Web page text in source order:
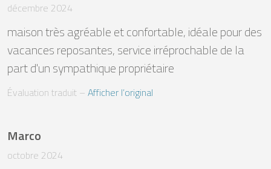
décembre 2024
maison très agréable et confortable, idéale pour des
vacances reposantes, service irréprochable de la
part d'un sympathique propriétaire
Évaluation traduit – Afficher l’original
Marco
octobre 2024